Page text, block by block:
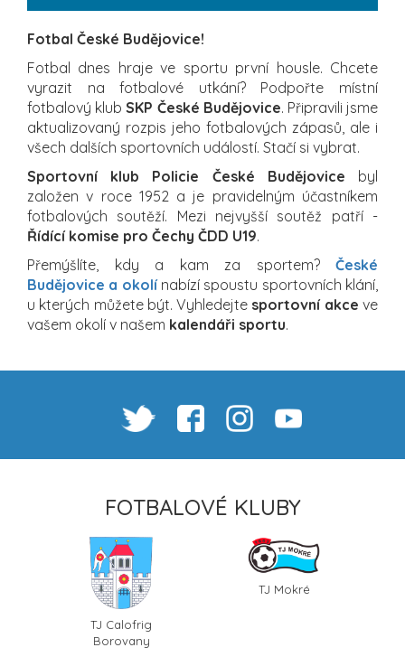
Fotbal České Budějovice!
Fotbal dnes hraje ve sportu první housle. Chcete
vyrazit na fotbalové utkání? Podpořte místní
fotbalový klubSKP České Budějovice. Připravili jsme
aktualizovaný rozpis jeho fotbalových zápasů, ale i
všech dalších sportovních událostí. Stačí si vybrat.
Sportovní klub Policie České Budějovice byl
založen v roce 1952 a je pravidelným účastníkem
fotbalových soutěží. Mezi nejvyšší soutěž patří -
Řídící komise pro Čechy ČDD U19.
Přemýšlíte, kdy a kam za sportem? České
Budějovice a okolínabízí spoustu sportovních klání,
u kterých můžete být. Vyhledejte sportovní akce ve
vašem okolí v našem kalendáři sportu.
FOTBALOVÉ KLUBY
TJ Calofrig
Borovany
TJ Mokré